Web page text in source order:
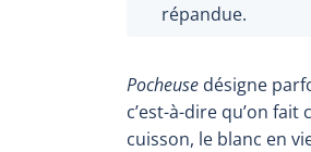
répandue.
Pocheuse désigne
c’est-à-dire qu’on
cuisson, le blanc en